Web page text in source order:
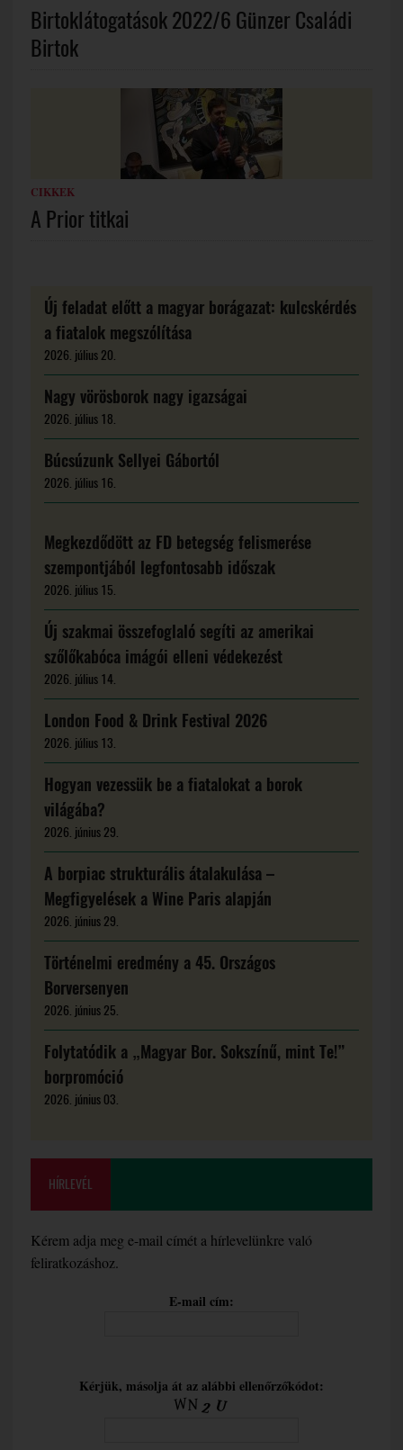
Birtoklátogatások 2022/6 Günzer Családi
Birtok
CIKKEK
A Prior titkai
Új feladat előtt a magyar borágazat: kulcskérdés
a fiatalok megszólítása
2026. július 20.
Nagy vörösborok nagy igazságai
2026. július 18.
Búcsúzunk Sellyei Gábortól
2026. július 16.
Megkezdődött az FD betegség felismerése
szempontjából legfontosabb időszak
2026. július 15.
Új szakmai összefoglaló segíti az amerikai
szőlőkabóca imágói elleni védekezést
2026. július 14.
London Food & Drink Festival 2026
2026. július 13.
Hogyan vezessük be a fiatalokat a borok
világába?
2026. június 29.
A borpiac strukturális átalakulása –
Megfigyelések a Wine Paris alapján
2026. június 29.
Történelmi eredmény a 45. Országos
Borversenyen
2026. június 25.
Folytatódik a „Magyar Bor. Sokszínű, mint Te!”
borpromóció
2026. június 03.
HÍRLEVÉL
Kérem adja meg e-mail címét a hírlevelünkre való
feliratkozáshoz.
E-mail cím:
Kérjük, másolja át az alábbi ellenőrzőkódot: